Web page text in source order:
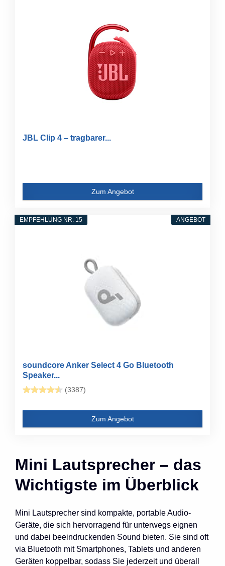
JBL Clip 4 – tragbarer...
Zum Angebot
ANGEBOT
EMPFEHLUNG NR. 15
soundcore Anker Select 4 Go Bluetooth
Speaker...
(3387)
Zum Angebot
Mini Lautsprecher – das
Wichtigste im Überblick
Mini Lautsprecher sind kompakte, portable Audio-
Geräte, die sich hervorragend für unterwegs eignen
und dabei beeindruckenden Sound bieten. Sie sind oft
via Bluetooth mit Smartphones, Tablets und anderen
Geräten koppelbar, sodass Sie jederzeit und überall